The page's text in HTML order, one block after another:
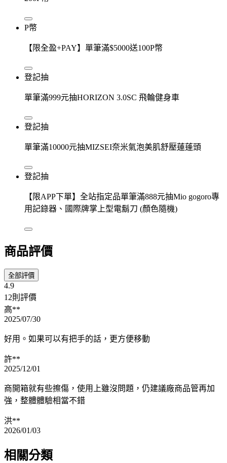
P幣
【限全盈+PAY】單筆滿$5000送100P幣
登記抽
單筆滿999元抽HORIZON 3.0SC 飛輪健身車
登記抽
單筆滿10000元抽MIZSEI奈米氣泡美肌舒壓蓮蓬頭
登記抽
【限APP下單】全站指定品單筆滿888元抽Mio gogoro專
用記錄器、國際牌掌上型電鬍刀 (顏色隨機)
商品評價
全部評價
4.9
12則評價
高**
2025/07/30
好用。如果可以有把手的話，更方便移動
許**
2025/12/01
商開箱就有些擦傷，使用上雖沒問題，仍建議廠商品管再加
強，整體體驗相當不錯
洪**
2026/01/03
相關分類